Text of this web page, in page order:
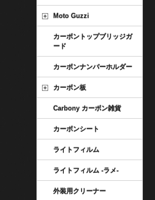
Moto Guzzi
カーボントップブリッジガ
ード
カーボンナンバーホルダー
カーボン板
Carbony カーボン雑貨
カーボンシート
ライトフィルム
ライトフィルム -ラメ-
外装用クリーナー